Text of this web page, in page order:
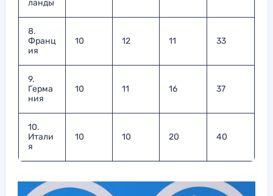
ланды
8.
Франц
ия
10 12 11 33
9.
Герма
ния
10 11 16 37
10.
Итали
я
10 10 20 40